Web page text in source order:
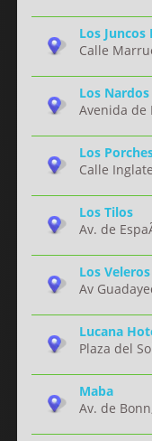
Los Juncos I
Calle
Los Nardos
Avenida de
Los
Calle
Los Tilos
Av. de
Los Veleros
Av
Lucana
Plaza del
Maba
Av. de